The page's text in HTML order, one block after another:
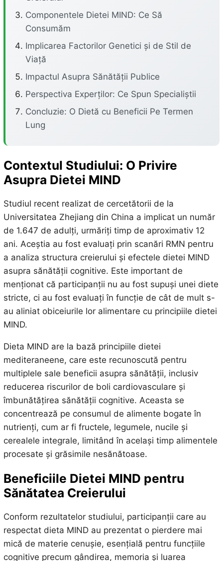
Componentele Dietei MIND: Ce Să
Consumăm
Implicarea Factorilor Genetici și de Stil de
Viață
Impactul Asupra Sănătății Publice
Perspectiva Experților: Ce Spun Specialiștii
Concluzie: O Dietă cu Beneficii Pe Termen
Lung
Contextul Studiului: O Privire
Asupra Dietei MIND
Studiul recent realizat de cercetătorii de la
Universitatea Zhejiang din China a implicat un număr
de 1.647 de adulți, urmăriți timp de aproximativ 12
ani. Aceștia au fost evaluați prin scanări RMN pentru
a analiza structura creierului și efectele dietei MIND
asupra sănătății cognitive. Este important de
menționat că participanții nu au fost supuși unei diete
stricte, ci au fost evaluați în funcție de cât de mult s-
au aliniat obiceiurile lor alimentare cu principiile dietei
MIND.
Dieta MIND are la bază principiile dietei
mediteraneene, care este recunoscută pentru
multiplele sale beneficii asupra sănătății, inclusiv
reducerea riscurilor de boli cardiovasculare și
îmbunătățirea sănătății cognitive. Aceasta se
concentrează pe consumul de alimente bogate în
nutrienți, cum ar fi fructele, legumele, nucile și
cerealele integrale, limitând în același timp alimentele
procesate și grăsimile nesănătoase.
Beneficiile Dietei MIND pentru
Sănătatea Creierului
Conform rezultatelor studiului, participanții care au
respectat dieta MIND au prezentat o pierdere mai
mică de materie cenușie, esențială pentru funcțiile
cognitive precum gândirea, memoria și luarea